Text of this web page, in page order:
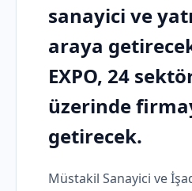
sanayici ve
araya
EXPO, 24
üzerinde
getirecek.
Müstakil Sanayici ve